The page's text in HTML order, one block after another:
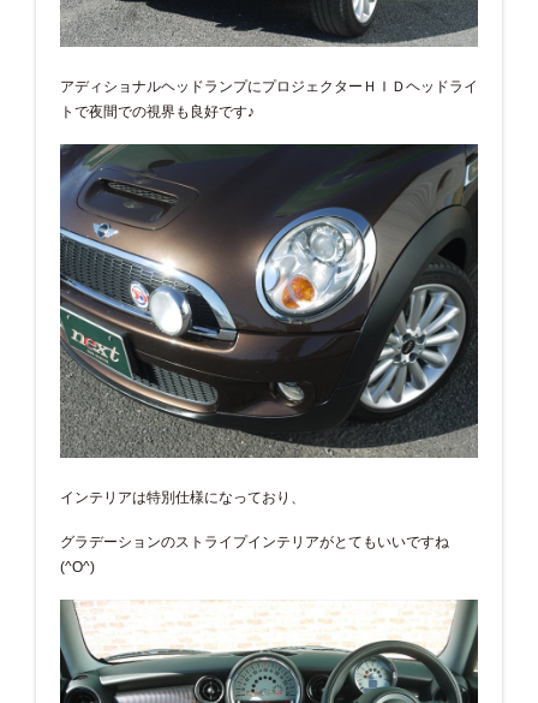
アディショナルヘッドランプにプロジェクターＨＩＤヘッドライ
トで夜間での視界も良好です♪
インテリアは特別仕様になっており、
グラデーションのストライプインテリアがとてもいいですね
(^O^)